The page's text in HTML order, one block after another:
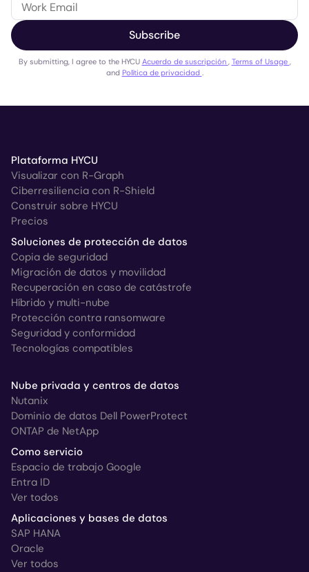
Subscribe
By submitting, I agree to the HYCU Acuerdo de suscripción , Terms of Usage ,
and Política de privacidad .
Plataforma HYCU
Visualizar con R-Graph
Ciberresiliencia con R-Shield
Construir sobre HYCU
Precios
Soluciones de protección de datos
Copia de seguridad
Migración de datos y movilidad
Recuperación en caso de catástrofe
Híbrido y multi-nube
Protección contra ransomware
Seguridad y conformidad
Tecnologías compatibles
Nube privada y centros de datos
Nutanix
Dominio de datos Dell PowerProtect
ONTAP de NetApp
Como servicio
Espacio de trabajo Google
Entra ID
Ver todos
Aplicaciones y bases de datos
SAP HANA
Oracle
Ver todos